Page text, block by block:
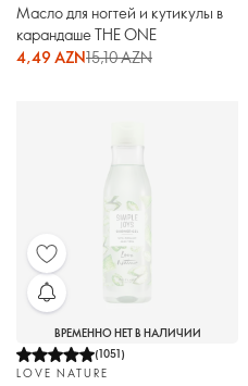
Масло для ногтей и кутикулы в
карандаше THE ONE
4,49 AZN15,10 AZN
ВРЕМЕННО НЕТ В НАЛИЧИИ
(1051)
LOVE NATURE